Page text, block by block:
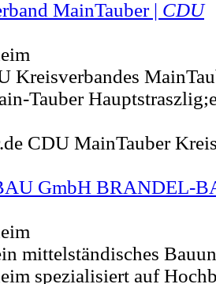
MainTauber | CDU
Kreisverbandes
Tauber
CDU MainTauber
GmbH BRANDEL-
mittelständisches
spezialisiert auf